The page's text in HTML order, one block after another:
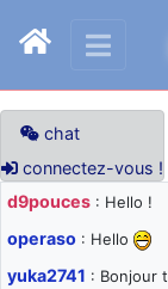
chat
connectez-vous !
d9pouces : Hello !
operaso : Hello
yuka2741 : Bonjour